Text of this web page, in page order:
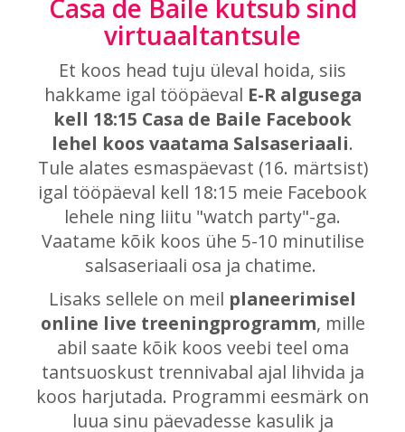
Casa de Baile kutsub sind
virtuaaltantsule
Et koos head tuju üleval hoida, siis
hakkame igal tööpäeval E-R algusega
kell 18:15 Casa de Baile Facebook
lehel koos vaatama Salsaseriaali.
Tule alates esmaspäevast (16. märtsist)
igal tööpäeval kell 18:15 meie Facebook
lehele ning liitu "watch party"-ga.
Vaatame kõik koos ühe 5-10 minutilise
salsaseriaali osa ja chatime.
Lisaks sellele on meil planeerimisel
online live treeningprogramm, mille
abil saate kõik koos veebi teel oma
tantsuoskust trennivabal ajal lihvida ja
koos harjutada. Programmi eesmärk on
luua sinu päevadesse kasulik ja